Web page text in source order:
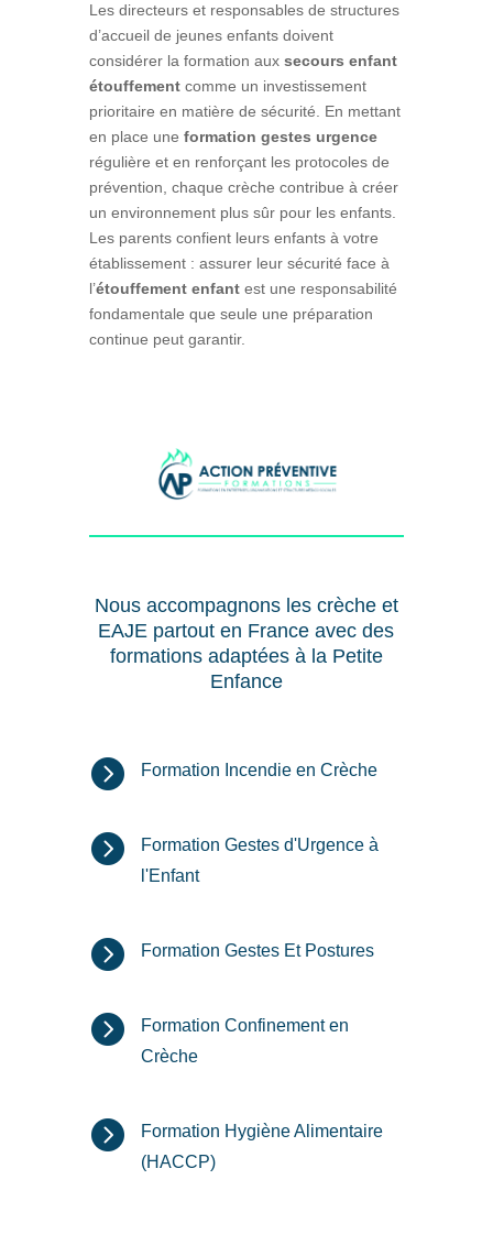
Les directeurs et responsables de structures
d’accueil de jeunes enfants doivent
considérer la formation aux secours enfant
étouffementcomme un investissement
prioritaire en matière de sécurité. En mettant
en place une formation gestes urgence
régulière et en renforçant les protocoles de
prévention, chaque crèche contribue à créer
un environnement plus sûr pour les enfants.
Les parents confient leurs enfants à votre
établissement : assurer leur sécurité face à
l’étouffement enfantest une responsabilité
fondamentale que seule une préparation
continue peut garantir.
Nous accompagnons les crèche et
EAJE partout en France avec des
formations adaptées à la Petite
Enfance
 Formation Incendie en Crèche

Formation Gestes d'Urgence à
l'Enfant
 Formation Gestes Et Postures

Formation Confinement en
Crèche

Formation Hygiène Alimentaire
(HACCP)